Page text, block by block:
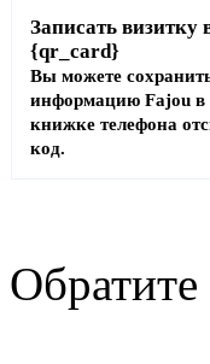
Записать визитку
{qr_card}
Вы можете
информацию Fajou в
книжке телефона
код.